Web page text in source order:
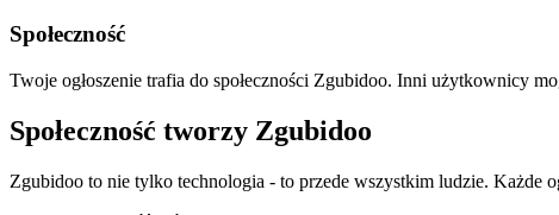
Społeczność
Twoje ogłoszenie trafia do społeczności Zgubidoo. Inni użytkownicy
Społeczność tworzy Zgubidoo
Zgubidoo to nie tylko technologia - to przede wszystkim ludzie. Każde